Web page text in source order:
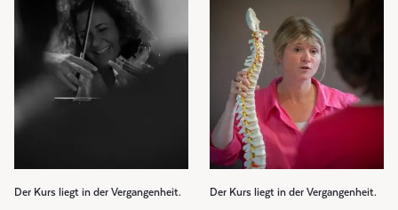
Der Kurs liegt in der Vergangenheit. Der Kurs liegt in der Vergangenheit.